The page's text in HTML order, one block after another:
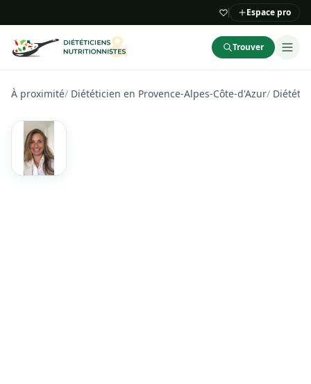
Espace pro
Trouver
À proximité/ Diététicien en Provence-Alpes-Côte-d'Azur/